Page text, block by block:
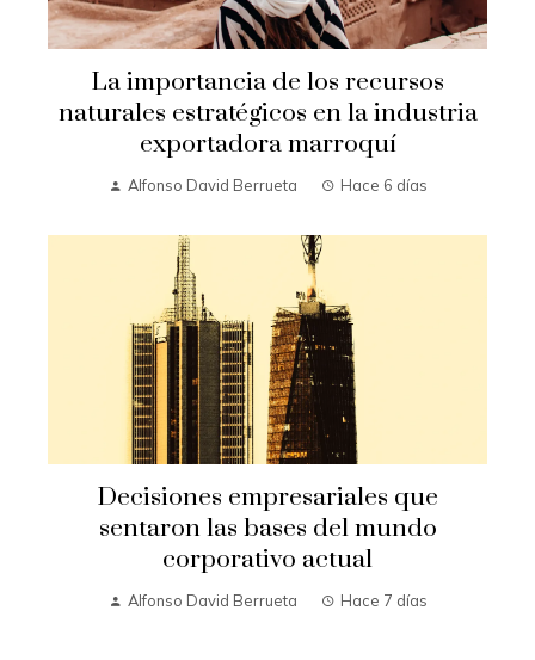
La importancia de los recursos
naturales estratégicos en la industria
exportadora marroquí
Alfonso David Berrueta Hace 6 días
Decisiones empresariales que
sentaron las bases del mundo
corporativo actual
Alfonso David Berrueta Hace 7 días